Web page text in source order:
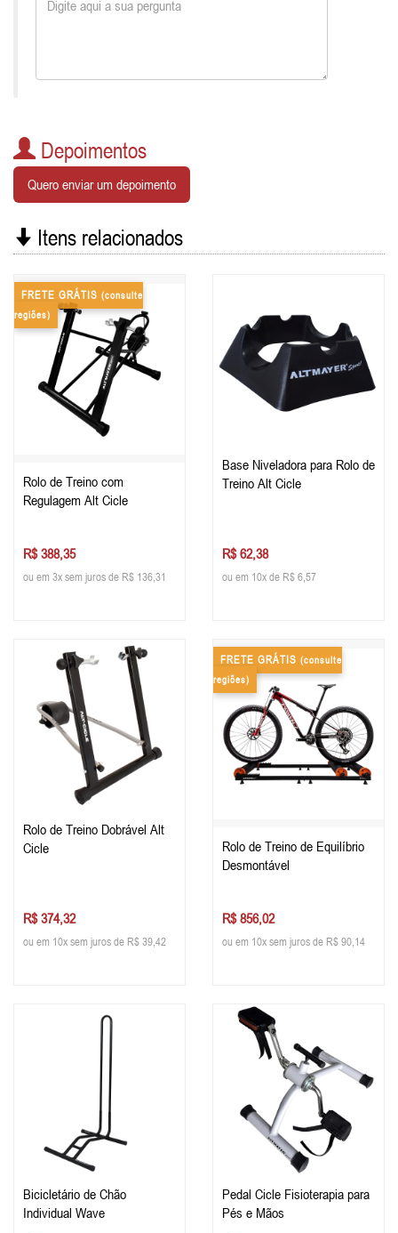
Depoimentos
Quero enviar um depoimento
Itens relacionados
FRETE GRÁTIS (consulte
regiões)
Rolo de Treino com
Regulagem Alt Cicle
R$ 388,35
ou em 3x sem juros de R$ 136,31
Base Niveladora para Rolo de
Treino Alt Cicle
R$ 62,38
ou em 10x de R$ 6,57
Rolo de Treino Dobrável Alt
Cicle
R$ 374,32
ou em 10x sem juros de R$ 39,42
FRETE GRÁTIS (consulte
regiões)
Rolo de Treino de Equilíbrio
Desmontável
R$ 856,02
ou em 10x sem juros de R$ 90,14
Bicicletário de Chão
Individual Wave
Pedal Cicle Fisioterapia para
Pés e Mãos